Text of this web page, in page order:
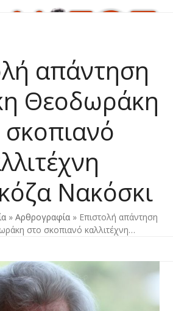
απάντηση
Θεοδωράκη
Νακόσκι
» Αρθρογραφία » Επιστολή απάντηση
στο σκοπιανό καλλιτέχνη…